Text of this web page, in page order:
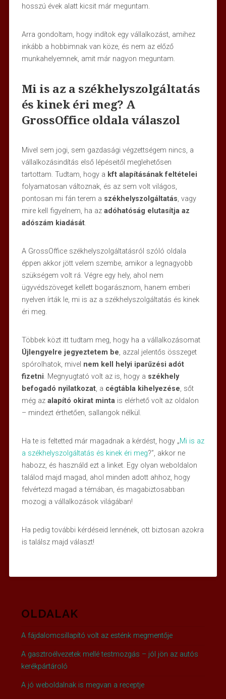
hosszú évek alatt kicsit már meguntam.
Arra gondoltam, hogy indítok egy vállalkozást, amihez
inkább a hobbimnak van köze, és nem az előző
munkahelyemnek, amit már nagyon meguntam.
Mi is az a székhelyszolgáltatás
és kinek éri meg? A
GrossOffice oldala válaszol
Mivel sem jogi, sem gazdasági végzettségem nincs, a
vállalkozásindítás első lépéseitől meglehetősen
tartottam. Tudtam, hogy a kft alapításának feltételei
folyamatosan változnak, és az sem volt világos,
pontosan mi fán terem a székhelyszolgáltatás, vagy
mire kell figyelnem, ha az adóhatóság elutasítja az
adószám kiadását.
A GrossOffice székhelyszolgáltatásról szóló oldala
éppen akkor jött velem szembe, amikor a legnagyobb
szükségem volt rá. Végre egy hely, ahol nem
ügyvédszöveget kellett bogarásznom, hanem emberi
nyelven írták le, mi is az a székhelyszolgáltatás és kinek
éri meg.
Többek közt itt tudtam meg, hogy ha a vállalkozásomat
Újlengyelre jegyeztetem be, azzal jelentős összeget
spórolhatok, mivel nem kell helyi iparűzési adót
fizetni. Megnyugtató volt az is, hogy a székhely
befogadó nyilatkozat, a cégtábla kihelyezése, sőt
még az alapító okirat mintais elérhető volt az oldalon
– mindezt érthetően, sallangok nélkül.
Ha te is feltetted már magadnak a kérdést, hogy „Mi is az
a székhelyszolgáltatás és kinek éri meg?”, akkor ne
habozz, és használd ezt a linket. Egy olyan weboldalon
találod majd magad, ahol minden adott ahhoz, hogy
felvértezd magad a témában, és magabiztosabban
mozogj a vállalkozások világában!
Ha pedig további kérdéseid lennének, ott biztosan azokra
is találsz majd választ!
OLDALAK
A fájdalomcsillapító volt az esténk megmentője
A gasztroélvezetek mellé testmozgás – jól jön az autós
kerékpártároló
A jó weboldalnak is megvan a receptje